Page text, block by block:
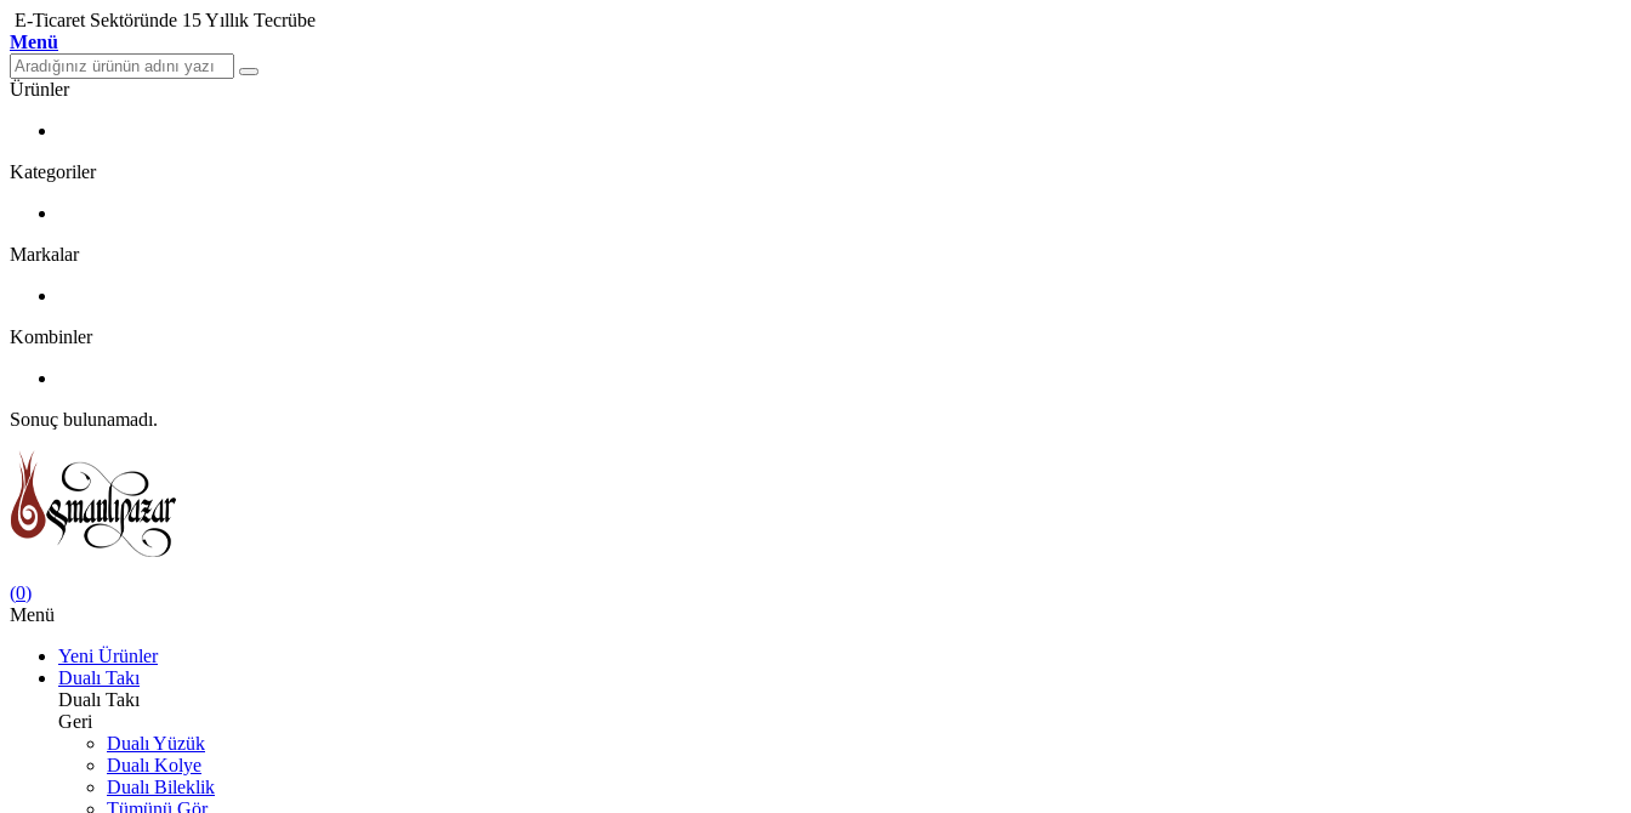
E-Ticaret Sektöründe 15 Yıllık Tecrübe
Menü
Ürünler
Kategoriler
Markalar
Kombinler
Sonuç bulunamadı.
(0)
Menü
Yeni Ürünler
Dualı Takı
Dualı Takı
Geri
Dualı Yüzük
Dualı Kolye
Dualı Bileklik
Tümünü Gör